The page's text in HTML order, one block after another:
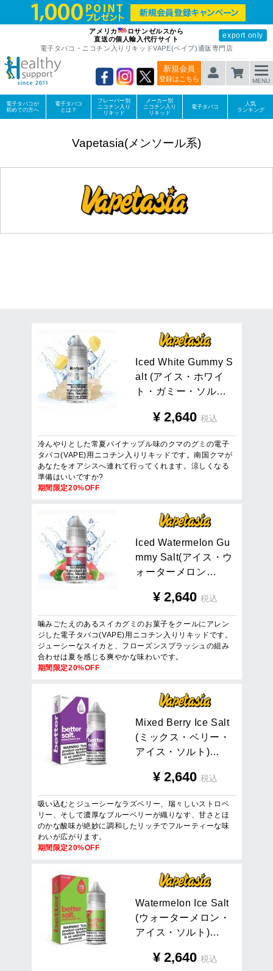
アメリカ
ロサンゼルスから
直送の個人輸入代行サイト
export only
電子タバコ・ニコチン入りリキッドVAPE(ベイプ)通販専門店
新規会員
登録はこちら MENU
電子タバコが
初めての方へ
電子タバコ
とは？
フレーバー別
ニコチン入り
リキッド
メーカー別
ニコチン入り
リキッド
電子タバコ
人気
ランキング
Vapetasia(メンソール系)
ced White Gummy S
a t (アイ ス ・ ホワ イ
ト
・ ガミ ー ・ ソ ル…
¥ 2,640 税込
冷んやりとした常夏パイナップル味のクマのグミの電子
タバコ(VAPE)用ニコチン入りリキッドです。南国クマが
あなたをオアシスへ連れて行ってくれます。涼しくなる
準備はいいですか?
期間限定20%OFF
ced Waterme lon Gu
mmy Sa t(アイ ス ・ ウ
ォ ー ター メ ロ ン …
¥ 2,640 税込
噛みごたえのあるスイカグミのお菓子をクールにアレン
ジした電子タバコ(VAPE)用ニコチン入りリキッドです。
ジューシーなスイカと、フローズンスプラッシュの組み
合わせは夏を感じる爽やかな味わいです。
期間限定20%OFF
M ixed Berry Ice Sa t
( ミ ッ ク ス ・ベ リ ー ・
アイ ス ・ ソ ル ト )…
¥ 2,640 税込
吸い込むとジューシーなラズベリー、瑞々しいストロベ
リー、そして濃厚なブルーベリーが織りなす、甘さとほ
のかな酸味が絶妙に調和したリッチでフルーティーな味
わいが広がります。
期間限定20%OFF
Waterme lon ce Sa lt
(ウ ォー ター メ ロ ン ・
アイ ス ・ ソ ル ト )…
¥ 2,640 税込